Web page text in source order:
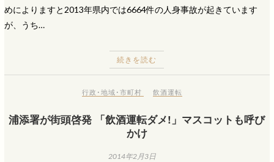
めによりますと2013年県内では6664件の人身事故が起きています
が、うち…
続きを読む
行政･地域･市町村 飲酒運転
浦添署が街頭啓発 「飲酒運転ダメ!」マスコットも呼び
かけ
2014年2月3日